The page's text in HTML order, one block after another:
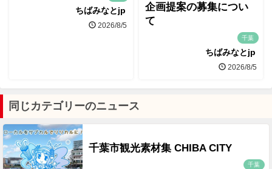
ちばみなとjp
2026/8/5
企画提案の募集につい
て
千葉
ちばみなとjp
2026/8/5
同じカテゴリーのニュース
千葉市観光素材集 CHIBA CITY
千葉